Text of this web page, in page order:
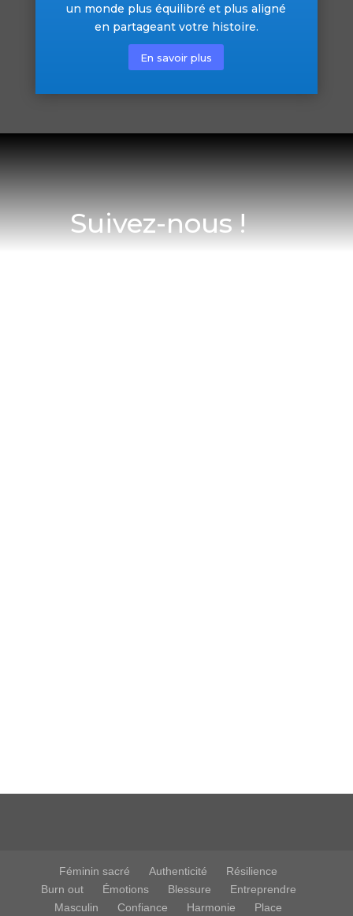
un monde plus équilibré et plus aligné
en partageant votre histoire.
En savoir plus
Suivez-nous !
Féminin sacré Authenticité
Résilience
Burn out
Émotions Blessure
Entreprendre
Masculin
Confiance Harmonie Place